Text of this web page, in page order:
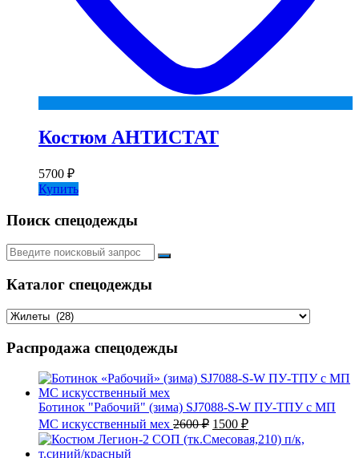
Костюм АНТИСТАТ
5700 ₽
Купить
Поиск спецодежды
Искать:
Каталог спецодежды
Распродажа спецодежды
Ботинок "Рабочий" (зима) SJ7088-S-W ПУ-ТПУ с МП
МС искусственный мех 2600₽ Первоначальная
цена
составляла
1500 ₽Текущая
цена: